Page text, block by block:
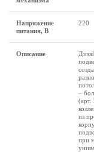
Напряжение
питания, В
220
Описание
–
(арт.
из
при